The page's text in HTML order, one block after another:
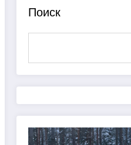
Поиск